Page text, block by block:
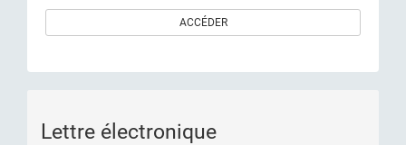
ACCÉDER
Lettre électronique